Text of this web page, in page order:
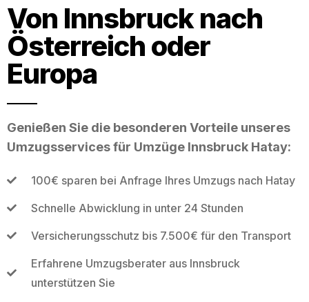
Von Innsbruck nach
Österreich oder
Europa
Genießen Sie die besonderen Vorteile unseres
Umzugsservices für Umzüge Innsbruck Hatay:
100€ sparen bei Anfrage Ihres Umzugs nach Hatay
Schnelle Abwicklung in unter 24 Stunden
Versicherungsschutz bis 7.500€ für den Transport
Erfahrene Umzugsberater aus Innsbruck
unterstützen Sie